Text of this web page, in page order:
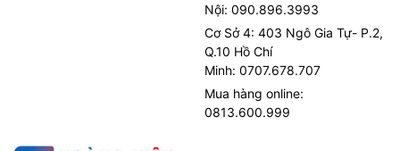
Nội: 090.896.3993
Cơ Sở 4: 403 Ngô Gia Tự- P.2,
Q.10 Hồ Chí
Minh: 0707.678.707
Mua hàng online:
0813.600.999